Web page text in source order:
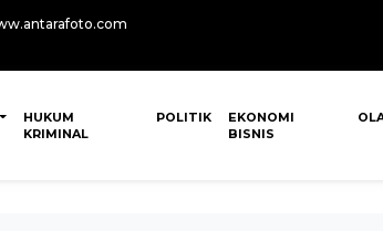
HUKUM
KRIMINAL
POLITIK
EKONOMI
BISNIS